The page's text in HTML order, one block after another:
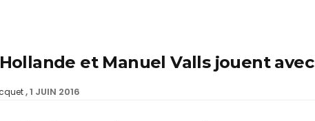
et Manuel Valls jouent
1 JUIN 2016